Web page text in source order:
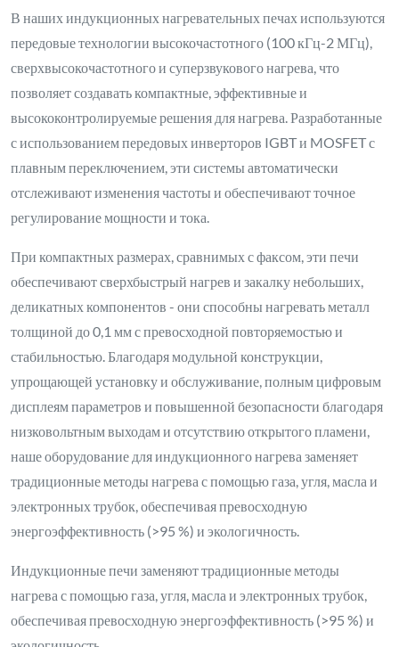
В наших индукционных нагревательных печах используются
передовые технологии высокочастотного (100 кГц-2 МГц),
сверхвысокочастотного и суперзвукового нагрева, что
позволяет создавать компактные, эффективные и
высококонтролируемые решения для нагрева. Разработанные
с использованием передовых инверторов IGBT и MOSFET с
плавным переключением, эти системы автоматически
отслеживают изменения частоты и обеспечивают точное
регулирование мощности и тока.
При компактных размерах, сравнимых с факсом, эти печи
обеспечивают сверхбыстрый нагрев и закалку небольших,
деликатных компонентов - они способны нагревать металл
толщиной до 0,1 мм с превосходной повторяемостью и
стабильностью. Благодаря модульной конструкции,
упрощающей установку и обслуживание, полным цифровым
дисплеям параметров и повышенной безопасности благодаря
низковольтным выходам и отсутствию открытого пламени,
наше оборудование для индукционного нагрева заменяет
традиционные методы нагрева с помощью газа, угля, масла и
электронных трубок, обеспечивая превосходную
энергоэффективность (>95 %) и экологичность.
Индукционные печи заменяют традиционные методы
нагрева с помощью газа, угля, масла и электронных трубок,
обеспечивая превосходную энергоэффективность (>95 %) и